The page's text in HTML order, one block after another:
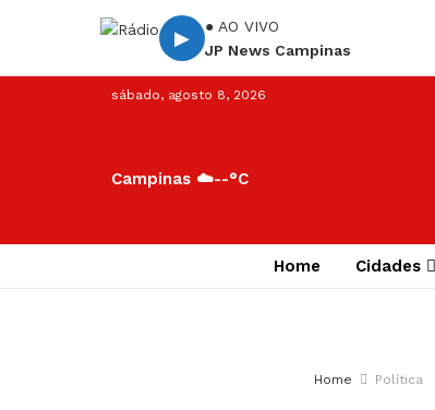
▶
● AO VIVO
JP News Campinas
sábado, agosto 8, 2026
Campinas ☁️--°C
Home Cidades
Home Política